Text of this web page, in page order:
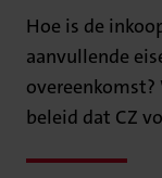
Hoe is de
aanvullende
beleid dat CZ